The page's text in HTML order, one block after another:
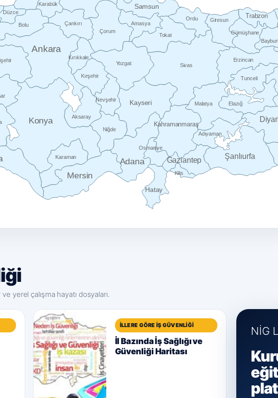
Adana
Adıyaman
Aksaray
Amasya
Ankara
Bolu
Düzce
Elazığ
Erzincan
Gaziantep
Giresun
Gümüşhane
Hatay
Kahramanmaraş
Karabük
Karaman
Kayseri
Kilis
Konya
Kırıkkale
Kırşehir
Malatya
Mersin
Nevşehir
Niğde
Ordu
Osmaniye
Samsun
Sivas
Tokat
Trabzon
Tunceli
Yozgat
Çankırı
Çorum
Şanlıurfa
yerel çalışma hayatı dosyaları.
İLLERE GÖRE İŞ GÜVENLIĞI
İl Bazında İş Sağlığı ve
Güvenliği Haritası
NİG